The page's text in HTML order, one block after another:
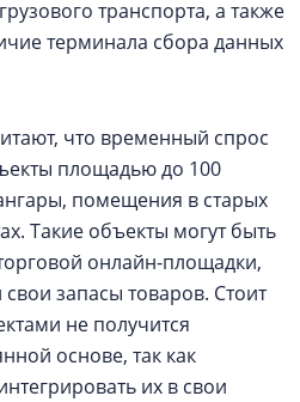
транспорта, а также
терминала сбора данных
что временный спрос
площадью до 100
помещения в старых
Такие объекты могут быть
онлайн-площадки,
свои запасы товаров. Стоит
не получится
основе, так как
их в свои